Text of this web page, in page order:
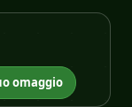
omaggio